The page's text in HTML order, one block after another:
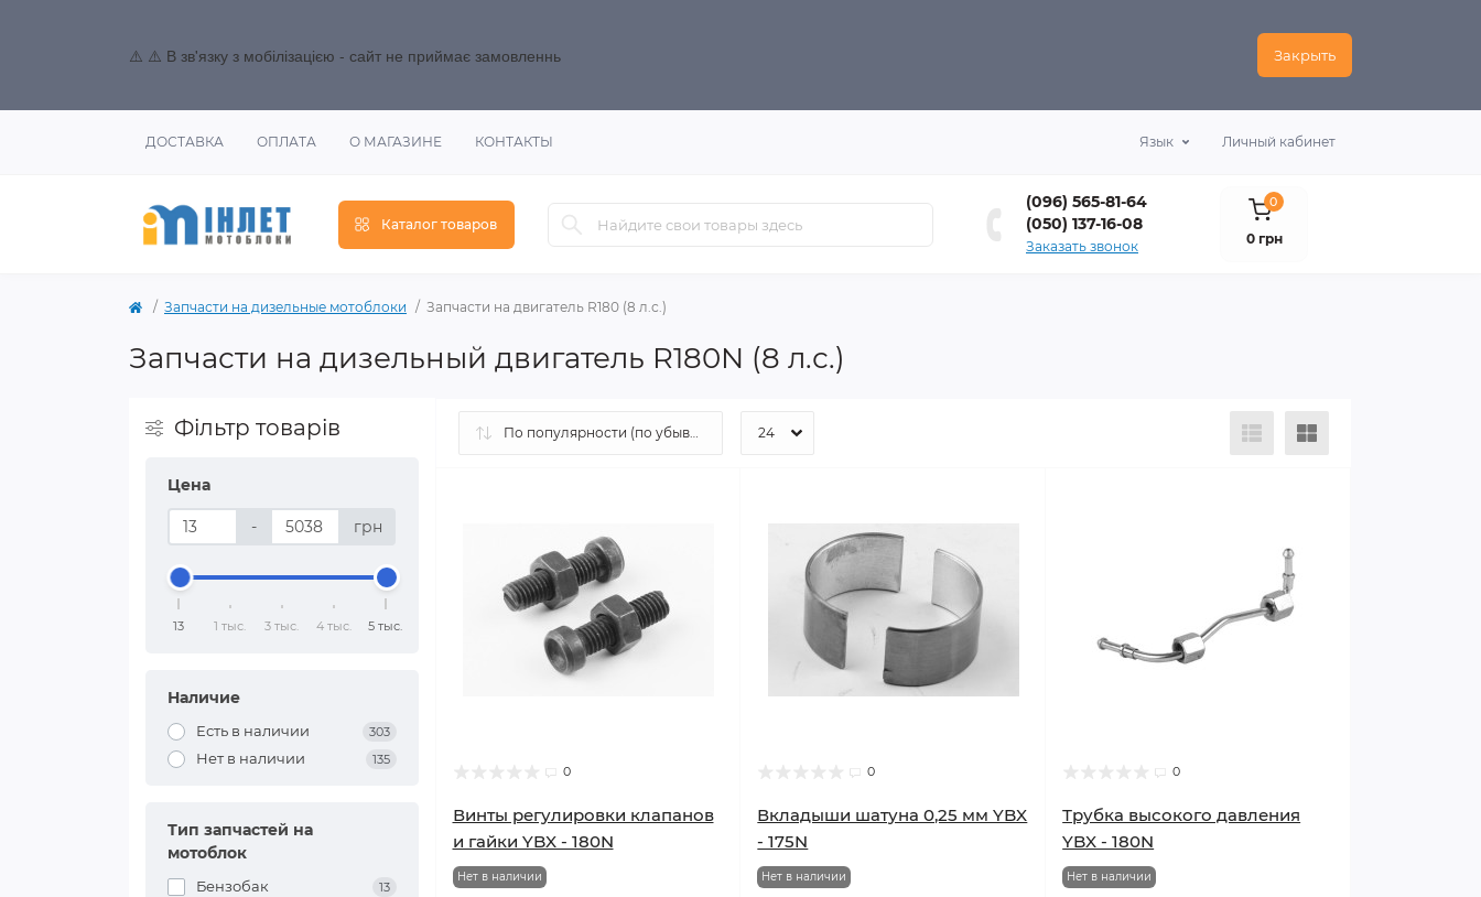
⚠️ ⚠️ В зв'язку з мобілізацією - сайт не приймає замовленнь Закрыть
ДОСТАВКА ОПЛАТА О МАГАЗИНЕ КОНТАКТЫ Язык Личный кабинет
Каталог товаров
(096) 565-81-64
(050) 137-16-08
Заказать звонок
0
0 грн
Запчасти на дизельные мотоблоки Запчасти на двигатель R180 (8 л.с.)
Запчасти на дизельный двигатель R180N (8 л.с.)
Фільтр товарів
Цена
- грн
13 1 тыс. 3 тыс. 4 тыс. 5 тыс.
Наличие
Есть в наличии 303
Нет в наличии 135
Тип запчастей на
мотоблок
Бензобак 13
0
Винты регулировки клапанов
и гайки YBX - 180N
Нет в наличии
0
Вкладыши шатуна 0,25 мм YBX
- 175N
Нет в наличии
0
Трубка высокого давления
YBX - 180N
Нет в наличии